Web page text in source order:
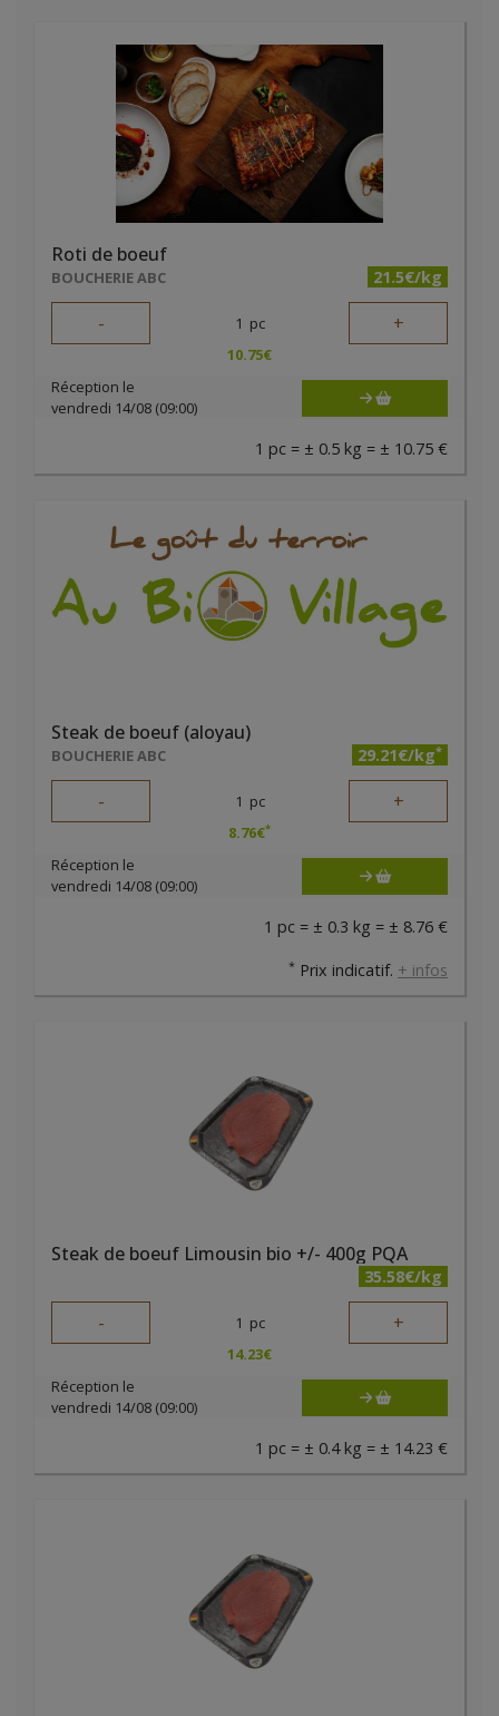
Roti de boeuf
BOUCHERIE ABC 21.5€/kg
- 1 pc +
10.75€
Réception le
vendredi 14/08 (09:00)
1 pc = ± 0.5 kg = ± 10.75 €
Steak de boeuf (aloyau)
BOUCHERIE ABC 29.21€/kg*
- 1 pc +
8.76€*
Réception le
vendredi 14/08 (09:00)
1 pc = ± 0.3 kg = ± 8.76 €
* Prix indicatif. + infos
Steak de boeuf Limousin bio +/- 400g PQA
35.58€/kg
- 1 pc +
14.23€
Réception le
vendredi 14/08 (09:00)
1 pc = ± 0.4 kg = ± 14.23 €